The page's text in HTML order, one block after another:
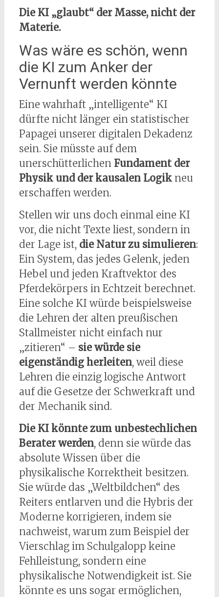
Die KI „glaubt“ der Masse, nicht der
Materie.
Was wäre es schön, wenn
die KI zum Anker der
Vernunft werden könnte
Eine wahrhaft „intelligente“ KI
dürfte nicht länger ein statistischer
Papagei unserer digitalen Dekadenz
sein. Sie müsste auf dem
unerschütterlichen Fundament der
Physik und der kausalen Logikneu
erschaffen werden.
Stellen wir uns doch einmal eine KI
vor, die nicht Texte liest, sondern in
der Lage ist, die Natur zu simulieren:
Ein System, das jedes Gelenk, jeden
Hebel und jeden Kraftvektor des
Pferdekörpers in Echtzeit berechnet.
Eine solche KI würde beispielsweise
die Lehren der alten preußischen
Stallmeister nicht einfach nur
„zitieren“ – sie würde sie
eigenständig herleiten, weil diese
Lehren die einzig logische Antwort
auf die Gesetze der Schwerkraft und
der Mechanik sind.
Die KI könnte zum unbestechlichen
Berater werden, denn sie würde das
absolute Wissen über die
physikalische Korrektheit besitzen.
Sie würde das „Weltbildchen“ des
Reiters entlarven und die Hybris der
Moderne korrigieren, indem sie
nachweist, warum zum Beispiel der
Vierschlag im Schulgalopp keine
Fehlleistung, sondern eine
physikalische Notwendigkeit ist. Sie
könnte es uns sogar ermöglichen,